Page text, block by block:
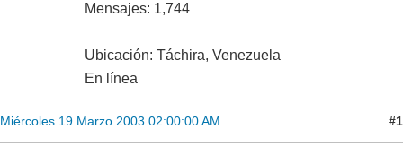
Mensajes: 1,744
Ubicación: Táchira, Venezuela
En línea
Miércoles 19 Marzo 2003 02:00:00 AM #1